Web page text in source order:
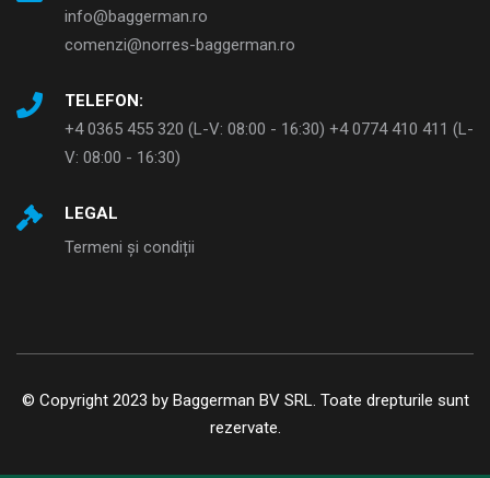
info@baggerman.ro
comenzi@norres-baggerman.ro
TELEFON:
+4 0365 455 320 (L-V: 08:00 - 16:30) +4 0774 410 411 (L-
V: 08:00 - 16:30)
LEGAL
Termeni și condiții
© Copyright 2023 by Baggerman BV SRL. Toate drepturile sunt
rezervate.